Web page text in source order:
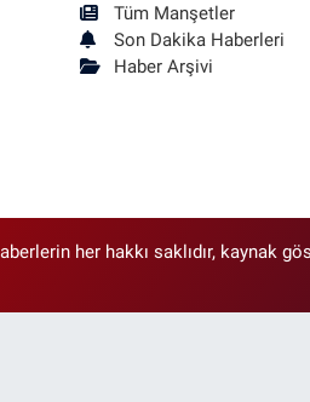
Tüm Manşetler
Son Dakika Haberleri
Haber Arşivi
her hakkı saklıdır, kaynak